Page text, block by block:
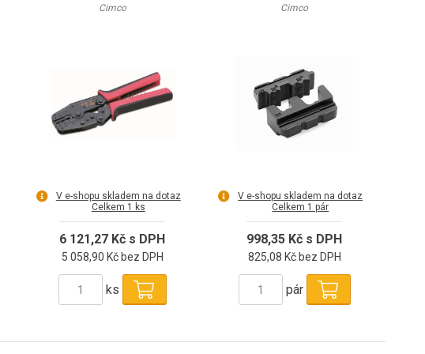
Cimco
V e-shopu skladem na dotaz
Celkem 1 ks
6 121,27 Kč s DPH
5 058,90 Kč bez DPH
ks
pár)
Cimco
V e-shopu skladem na dotaz
Celkem 1 pár
998,35 Kč s DPH
825,08 Kč bez DPH
pár